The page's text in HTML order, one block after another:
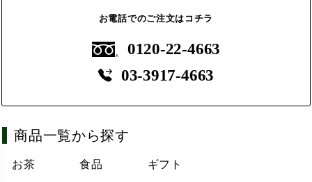
お電話でのご注文はコチラ
0120-22-4663
03-3917-4663
商品一覧から探す
お茶 食品 ギフト